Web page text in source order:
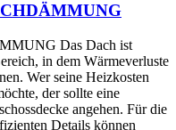
Das Dach ist
in dem Wärmeverluste
Wer seine Heizkosten
der sollte eine
angehen. Für die
Details können